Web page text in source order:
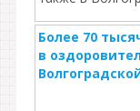
Более 70
в